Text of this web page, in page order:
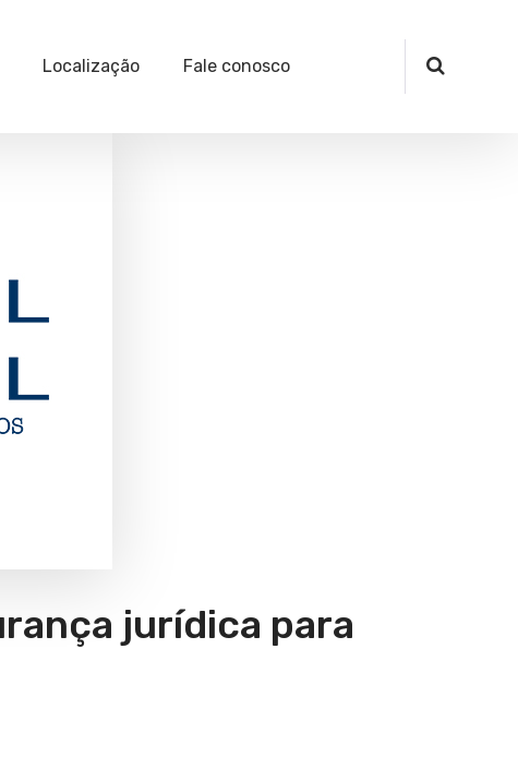
Localização Fale conosco
jurídica para